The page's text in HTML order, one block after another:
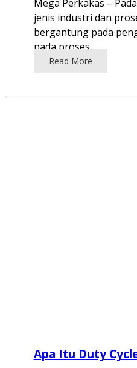
Mega Perkakas –
jenis industri dan
bergantung pada
pada proses…
Read More
Apa Itu Duty